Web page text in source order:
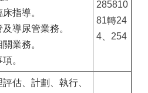
指導。
導尿管業務。
業務。
。
285810
81轉24
4、254
估、計劃、執行、